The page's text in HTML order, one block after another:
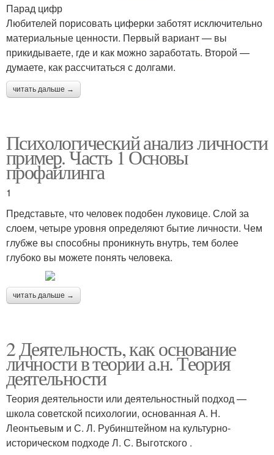
Парад цифр
Любителей порисовать циферки заботят исключительно
материальные ценности. Первый вариант — вы
прикидываете, где и как можно заработать. Второй —
думаете, как рассчитаться с долгами.
читать дальше →
Психологический анализ личности
пример. Часть 1 Основы
профайлинга
1
Представьте, что человек подобен луковице. Слой за
слоем, четыре уровня определяют бытие личности. Чем
глубже вы способны проникнуть внутрь, тем более
глубоко вы можете понять человека.
читать дальше →
2 Деятельность, как основание
личности в теории а.н. Теория
деятельности
Теория деятельности или деятельностный подход —
школа советской психологии, основанная А. Н.
Леонтьевым и С. Л. Рубинштейном на культурно-
историческом подходе Л. С. Выготского .